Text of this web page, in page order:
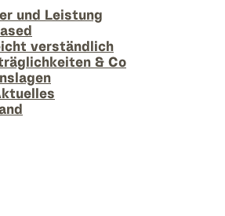
und Leistung
verständlich
& Co